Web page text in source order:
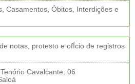
Casamentos, Óbitos, Interdições e
notas, protesto e ofÍcio de registros
Cavalcante, 06